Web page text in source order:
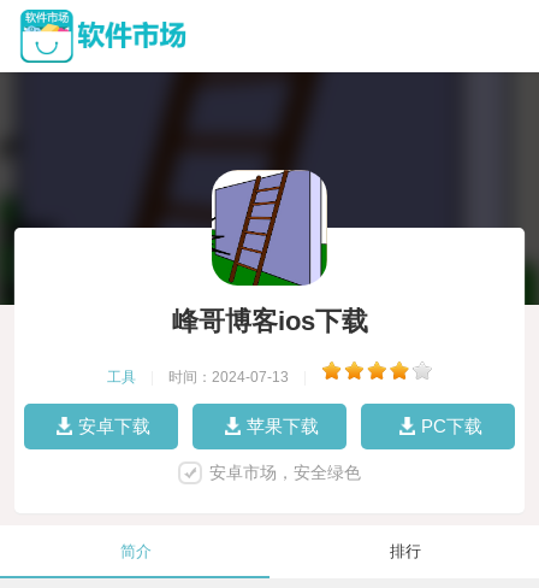
峰哥博客ios下载
工具 时间：2024-07-13
安卓下载 苹果下载 PC下载
安卓市场，安全绿色
简介 排行